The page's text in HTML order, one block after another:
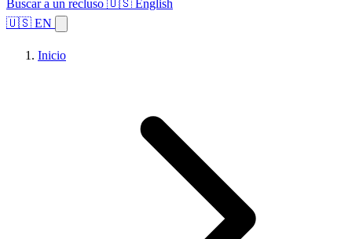
Buscar a un recluso 🇺🇸 English
🇺🇸 EN
Inicio